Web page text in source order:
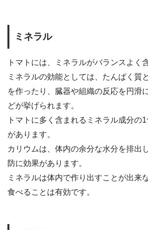
ミネラル
トマトには、ミネラルがバランスよく
ミネラルの効能としては、たんぱく質
を作ったり、臓器や組織の反応を円滑
どが挙げられます。
トマトに多く含まれるミネラル成分の1
があります。
カリウムは、体内の余分な水分を排出
防に効果があります。
ミネラルは体内で作り出すことが出来
食べることは有効です。